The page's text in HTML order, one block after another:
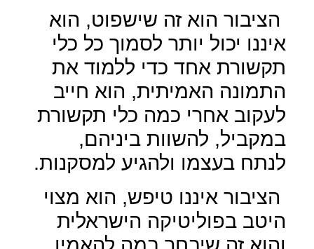
הציבור הוא זה שישפוט, הוא
איננו יכול יותר לסמוך כל כלי
תקשורת אחד כדי ללמוד את
התמונה האמיתית, הוא חייב
לעקוב אחרי כמה כלי תקשורת
במקביל, להשוות ביניהם,
לנתח בעצמו ולהגיע למסקנות.
הציבור איננו טיפש, הוא מצוי
היטב בפוליטיקה הישראלית
והוא זה שיבחר במה להאמין.